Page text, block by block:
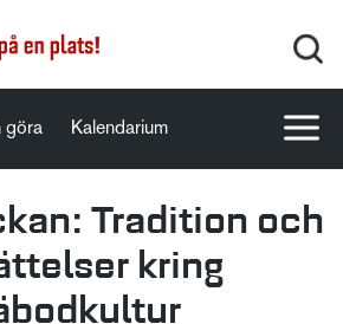
göra Kalendarium
Tradition och
kring